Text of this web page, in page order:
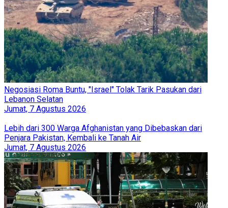
Negosiasi Roma Buntu, "Israel" Tolak Tarik Pasukan dari
Lebanon Selatan
Jumat, 7 Agustus 2026
Lebih dari 300 Warga Afghanistan yang Dibebaskan dari
Penjara Pakistan, Kembali ke Tanah Air
Jumat, 7 Agustus 2026